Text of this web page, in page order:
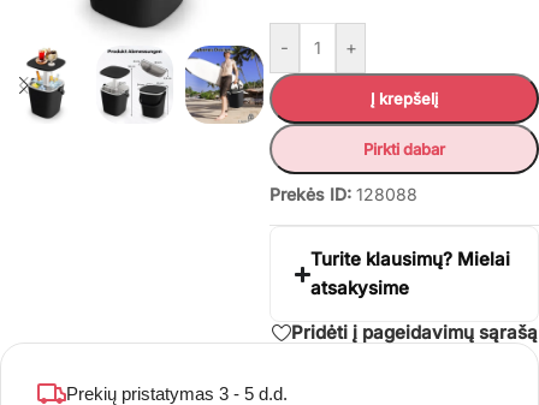
- +
Į krepšelį
Pirkti dabar
Prekės ID: 128088
Turite klausimų? Mielai
atsakysime
Pridėti į pageidavimų sąrašą
Prekių pristatymas 3 - 5 d.d.